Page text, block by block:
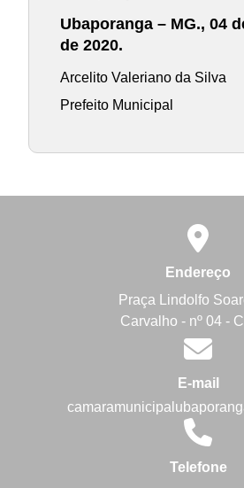
Ubaporanga – MG., 04
de 2020.
Arcelito Valeriano da Silva
Prefeito Municipal
Endereço
Praça Lindolfo
Carvalho - nº 04 -
E-mail
Telefone